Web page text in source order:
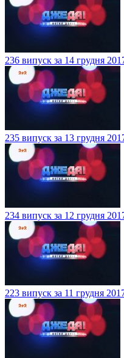
236 випуск за 14 грудня
235 випуск за 13 грудня
234 випуск за 12 грудня
223 випуск за 11 грудня